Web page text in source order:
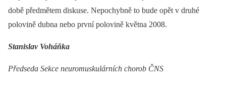
době předmětem diskuse. Nepochybně to bude opět v druhé
polovině dubna nebo první polovině května 2008.
Stanislav Voháňka
Předseda Sekce neuromuskulárních chorob ČNS